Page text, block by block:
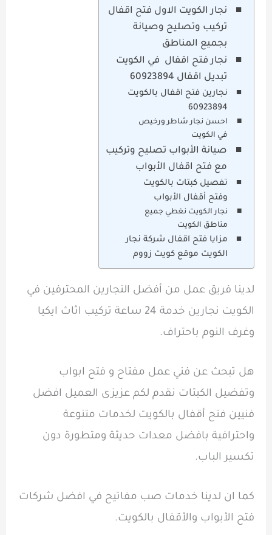
نجار الكويت الاول فتح اقفال
تركيب وتصليح وصيانة
بجميع المناطق
نجار فتح اقفال في الكويت
تبديل اقفال 60923894
نجارين فتح اقفال بالكويت
60923894
احسن نجار شاطر ورخيص
في الكويت
صيانة الأبواب تصليح وتركيب
مع فتح اقفال الأبواب
تفصيل كبتات بالكويت
وفتح أقفال الأبواب
نجار الكويت نغطي جميع
مناطق الكويت
مزايا فتح اقفال شركة نجار
الكويت موقع كويت زووم
لدينا فريق عمل من أفضل النجارين المحترفين في
الكويت نجارين خدمة 24 ساعة تركيب اثاث ايكيا
وغرف النوم باحتراف.
هل تبحث عن فني عمل مفتاح و فتح ابواب
وتفضيل الكبتات نقدم لكم عزيزى العميل افضل
فنيين فتح أقفال بالكويت لخدمات متنوعة
واحترافية بافضل معدات حديثة ومتطورة دون
تكسير الباب.
كما ان لدينا خدمات صب مفاتيح في افضل شركات
فتح الأبواب والأقفال بالكويت.